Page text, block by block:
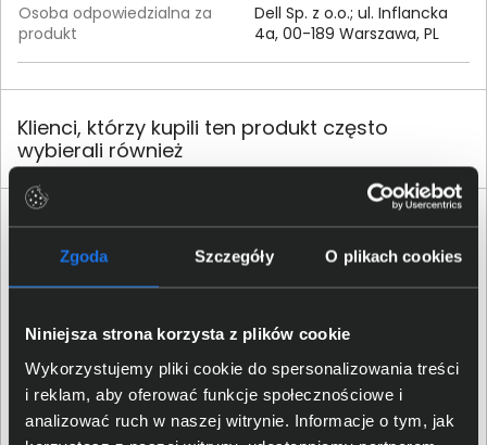
Zgoda Szczegóły O plikach cookies
Niniejsza strona korzysta z plików cookie
Wykorzystujemy pliki cookie do spersonalizowania treści
i reklam, aby oferować funkcje społecznościowe i
analizować ruch w naszej witrynie. Informacje o tym, jak
Osoba odpowiedzialna za
produkt
Dell Sp. z o.o.; ul. Inflancka
4a, 00-189 Warszawa, PL
Klienci, którzy kupili ten produkt często
wybierali również
Rozszerzenie gwarancji Dell All
Latitude do 5 lat ADP 474-BBCH
347,00 zł